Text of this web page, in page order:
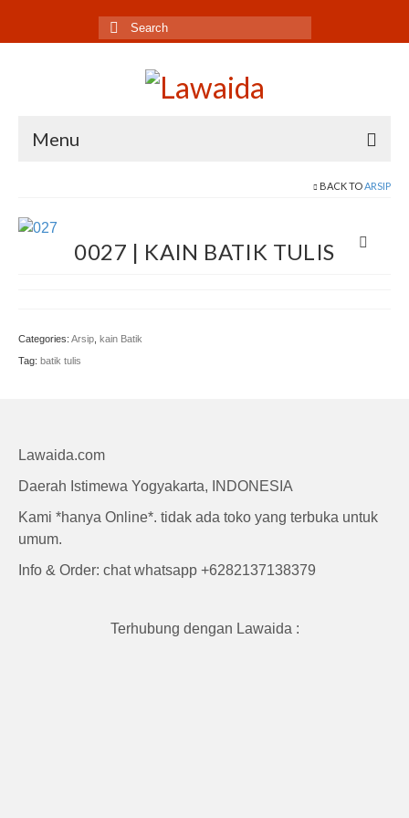
Search
for:
Menu
Produk
Koleksi
Jurnal
BACK TOARSIP
0027 | KAIN BATIK TULIS
Categories: Arsip kain Batik
Tag: batik tulis
Lawaida.com
Daerah Istimewa Yogyakarta, INDONESIA
Kami *hanya Online*. tidak ada toko yang terbuka untuk
umum.
Info & Order: chat whatsapp +6282137138379
Terhubung dengan Lawaida :